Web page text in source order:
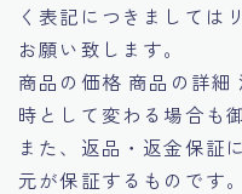
く表記につきましては
お願い致します。
商品の価格 商品の詳細
時として変わる場合も
また、返品・返金保証
元が保証するものです